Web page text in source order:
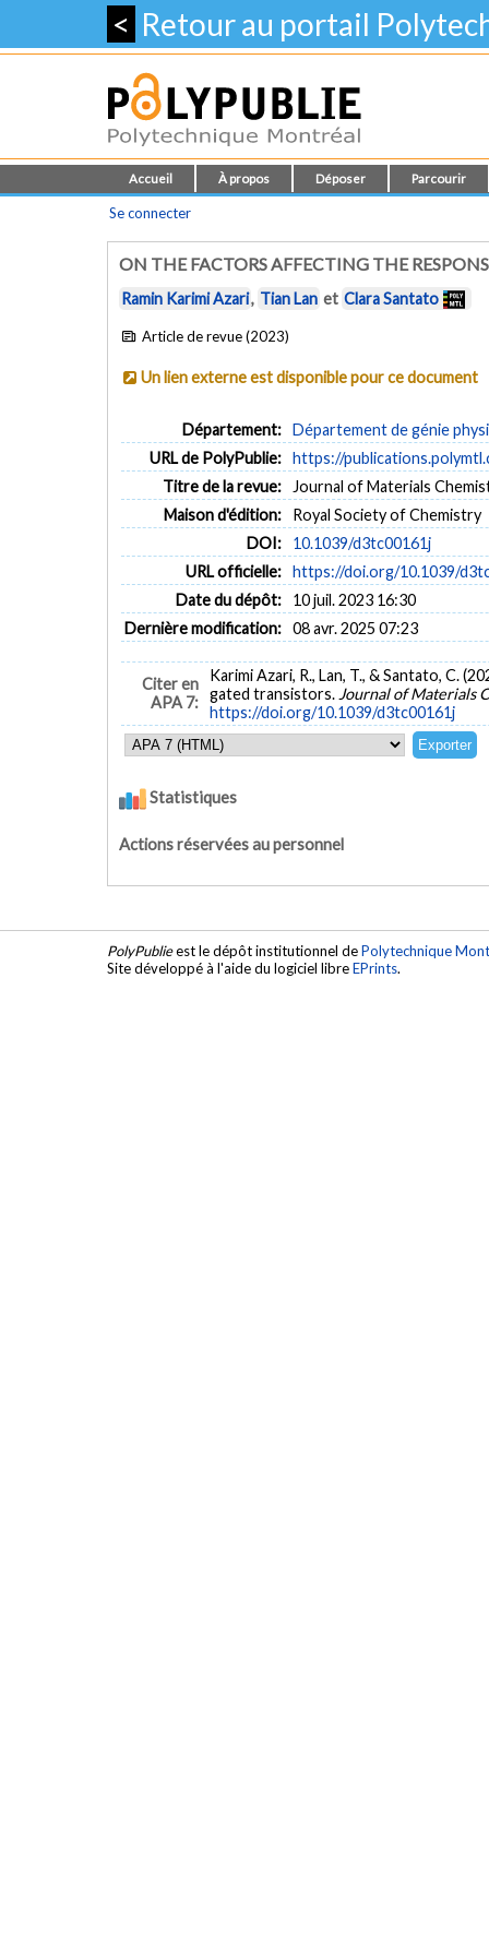
< Retour au portail
Accueil À propos Déposer Parcourir
Se connecter
ON THE FACTORS AFFECTING THE
Ramin Karimi Azari, Tian Lan et Clara Santato
Article de revue (2023)
Un lien externe est disponible pour ce document
Département: Département de génie
URL de PolyPublie: https://
Titre de la revue:
Journal of Materials
Maison d'édition:
Royal Society of Chemistry
DOI:
10.1039/d3tc00161j
URL officielle: https://doi.org/10.1039/
Date du dépôt:
10 juil. 2023 16:30
Dernière modification: 08 avr. 2025 07:23
Citer en
APA 7:
Karimi Azari, R., Lan, T., & Santato, C.
gated transistors. Journal of Materials
https://doi.org/10.1039/d3tc00161j
Statistiques
Actions réservées au personnel
PolyPublieest le dépôt institutionnel dePolytechnique
Site développé à l'aide du logiciel libreEPrints.